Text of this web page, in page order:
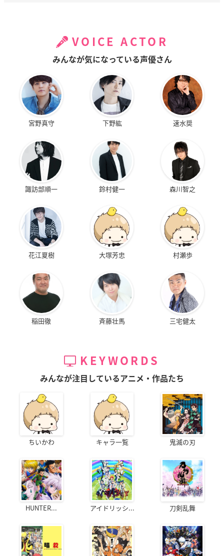
VOICE ACTOR
みんなが気になっている声優さん
宮野真守 下野紘 速水奨
諏訪部順一 鈴村健一 森川智之
花江夏樹 大塚芳忠 村瀬歩
稲田徹 斉藤壮馬 三宅健太
KEYWORDS
みんなが注目しているアニメ・作品たち
ちいかわ キャラ一覧 鬼滅の刃
HUNTER... アイドリッシ... 刀剣乱舞